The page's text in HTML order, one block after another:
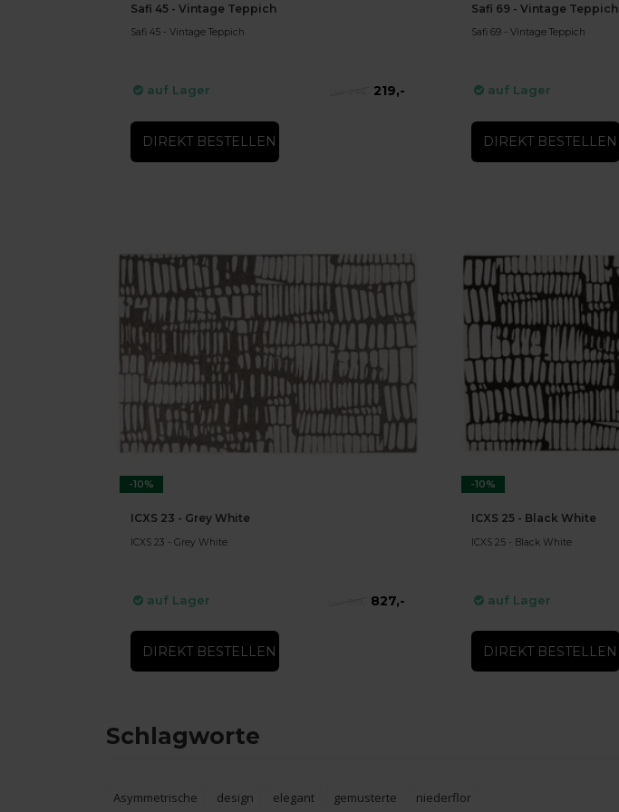
Safi 45 - Vintage Teppich
Safi 45 - Vintage Teppich
auf Lager 219,-
DIREKT BESTELLEN
Safi 69 - Vintage Teppich
Safi 69 - Vintage Teppich
auf Lager
DIREKT BESTELLEN
-10%
ICXS 23 - Grey White
ICXS 23 - Grey White
auf Lager 827,-
DIREKT BESTELLEN
-10%
ICXS 25 - Black White
ICXS 25 - Black White
auf Lager
DIREKT BESTELLEN
Schlagworte
Asymmetrische design elegant gemusterte niederflor